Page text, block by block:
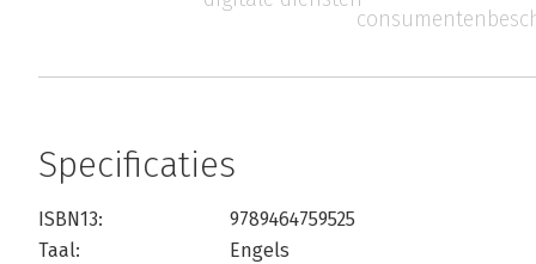
Specificaties
ISBN13:
9789464759525
Taal:
Engels